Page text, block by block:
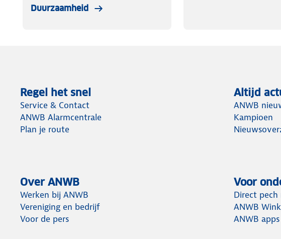
Duurzaamheid
Regel het snel
Service & Contact
ANWB Alarmcentrale
Plan je route
Altijd
ANWB
Kampioen
Over ANWB
Werken bij ANWB
Vereniging en bedrijf
Voor de pers
Voor
Direct pech
ANWB
ANWB apps